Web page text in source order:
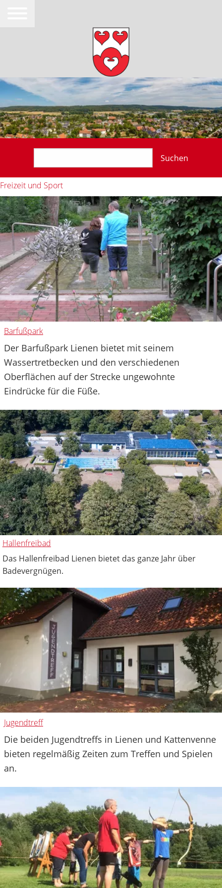
Suchen
Freizeit und Sport
Barfußpark
Der Barfußpark Lienen bietet mit seinem
Wassertretbecken und den verschiedenen
Oberflächen auf der Strecke ungewohnte
Eindrücke für die Füße.
Hallenfreibad
Das Hallenfreibad Lienen bietet das ganze Jahr über
Badevergnügen.
Jugendtreff
Die beiden Jugendtreffs in Lienen und Kattenvenne
bieten regelmäßig Zeiten zum Treffen und Spielen
an.